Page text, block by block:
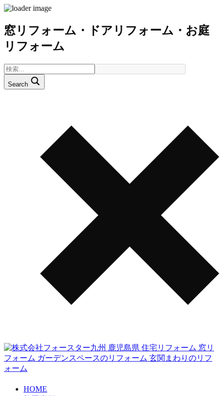
窓リフォーム・ドアリフォーム・お庭
リフォーム
Search
HOME